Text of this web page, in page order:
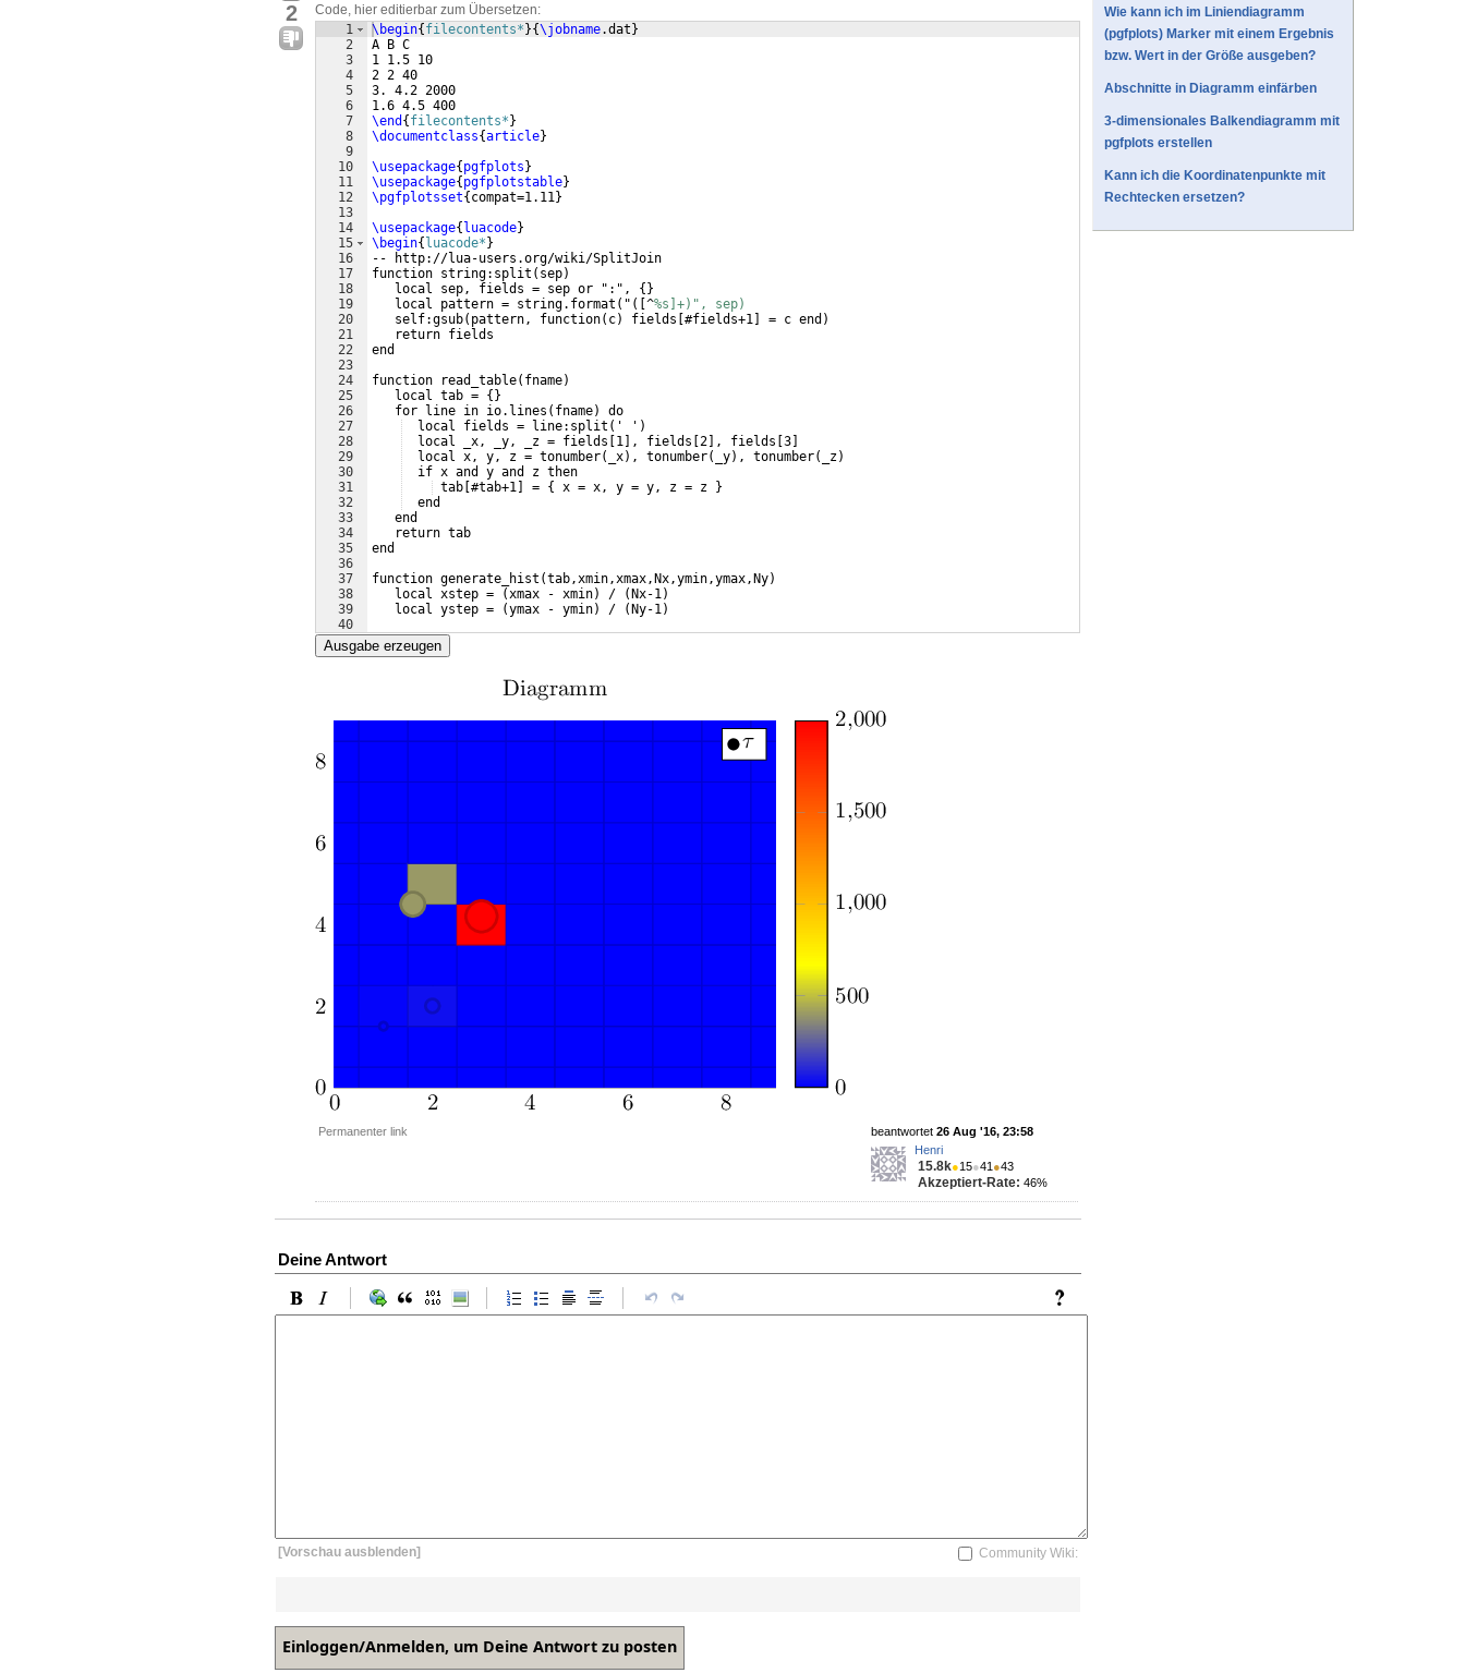
2 Code, hier editierbar zum Übersetzen:
1
2
3
4
5
6
7
8
9
10
11
12
13
14
15
16
17
18
19
20
21
22
23
24
25
26
27
28
29
30
31
32
33
34
35
36
37
38
39
40
41
\begin{ filecontents* }{\jobname.dat }
A B C
1 1.5 10
2 2 40
3. 4.2 2000
1.6 4.5 400
\end { filecontents* }
\documentclass{article}
\usepackage{ pgfplots }
\usepackage{ pgfplotstable}
\pgfplotsset{ compat=1.11}
\usepackage{ luacode}
\begin{ luacode* }
-- http://lua-users.org/wiki/SplitJoin
function string:split ( sep)
   local sep, fields = sep or ":",
{ }
   local pattern = string.format
( " ([ ^%s]+)", sep)
   self:gsub
( pattern, function( c) fields #fields+1 = c end )
   return fields
end
function read_table( fname)
   local tab =
{ }
   for line in io.lines
( fname)
do
  local fields = line:split
( ' ' )
  local _x, _y, _z = fields
1 , fields 2 , fields 3
  local x, y, z = tonumber
( _x) , tonumber( _y) , tonumber( _z)
  if x and y and z then
tab #tab+1 = { x = x, y = y, z = z
}
  end
   end
   return tab
end
function generate_hist (tab,xmin,xmax,Nx,ymin,ymax,Ny)
   local xstep =
(xmax - xmin) / ( Nx-1)
   local ystep =
(ymax - ymin) / ( Ny-1)
   tex.sprint
Ausgabe erzeugen
Permanenter link beantwortet 26 Aug '16, 23:58
Henri
15.8k●15●41 ●43
Akzeptiert-Rate: 46%
Deine Antwort
[Vorschau ausblenden] Community Wiki:
Wie kann ich im Liniendiagramm
(pgfplots) Marker mit einem Ergebnis
bzw. Wert in der Größe ausgeben?
Abschnitte in Diagramm einfärben
3-dimensionales Balkendiagramm mit
pgfplots erstellen
Kann ich die Koordinatenpunkte mit
Rechtecken ersetzen?